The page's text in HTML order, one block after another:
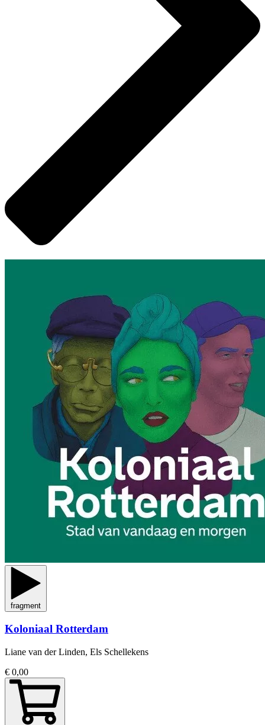
fragment
Koloniaal Rotterdam
Liane van der Linden, Els Schellekens
€ 0,00